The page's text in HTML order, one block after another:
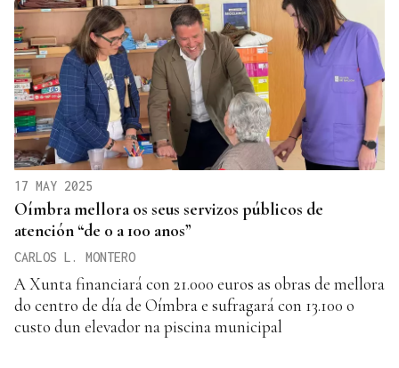
17 MAY 2025
Oímbra mellora os seus servizos públicos de
atención “de 0 a 100 anos”
CARLOS L. MONTERO
A Xunta financiará con 21.000 euros as obras de mellora
do centro de día de Oímbra e sufragará con 13.100 o
custo dun elevador na piscina municipal